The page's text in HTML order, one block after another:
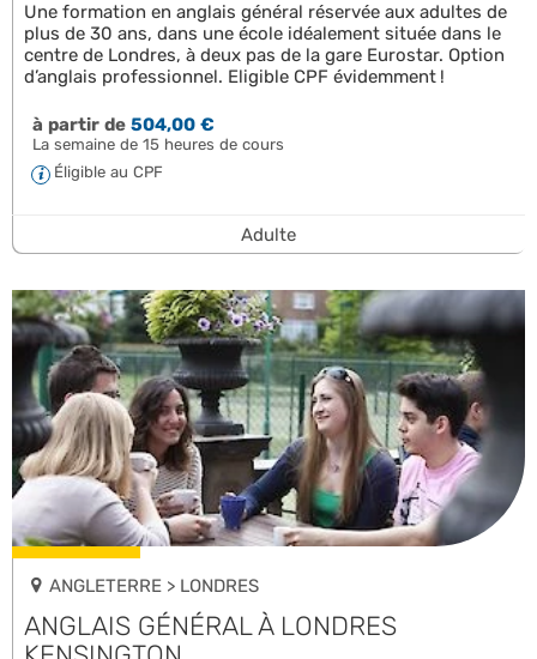
Une formation en anglais général réservée aux adultes de
plus de 30 ans, dans une école idéalement située dans le
centre de Londres, à deux pas de la gare Eurostar. Option
d’anglais professionnel. Eligible CPF évidemment !
à partir de504,00 €
La semaine de 15 heures de cours
Éligible au CPF
Adulte
ANGLETERRE > LONDRES
ANGLAIS GÉNÉRAL À LONDRES